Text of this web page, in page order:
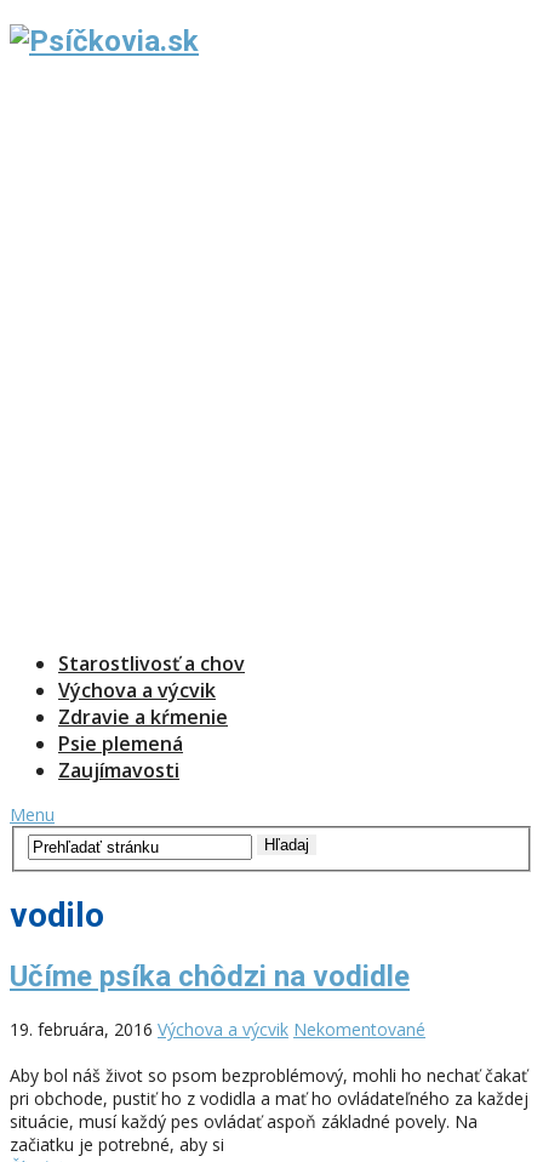
Starostlivosť a chov
Výchova a výcvik
Zdravie a kŕmenie
Psie plemená
Zaujímavosti
Menu
vodilo
Učíme psíka chôdzi na vodidle
19. februára, 2016 Výchova a výcvik Nekomentované
Aby bol náš život so psom bezproblémový, mohli ho nechať čakať
pri obchode, pustiť ho z vodidla a mať ho ovládateľného za každej
situácie, musí každý pes ovládať aspoň základné povely. Na
začiatku je potrebné, aby si